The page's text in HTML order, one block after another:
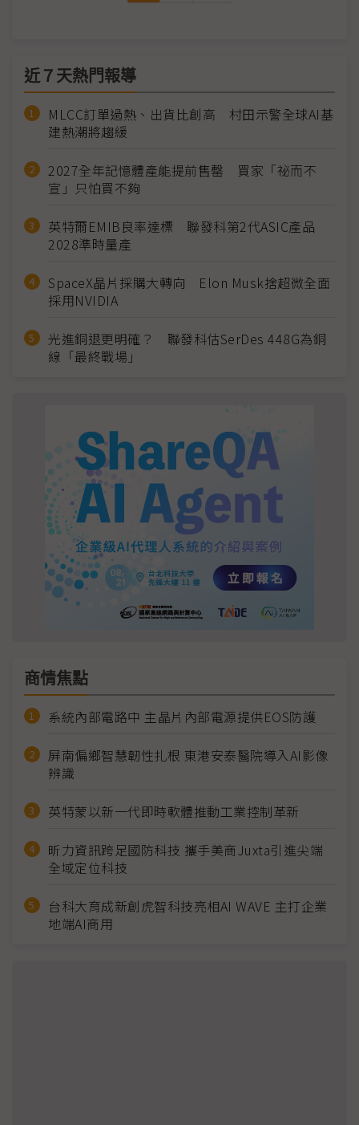
近７天熱門報導
MLCC訂單過熱、出貨比創高 村田示警全球AI基
建熱潮將趨緩
2027全年記憶體產能提前售罄 買家「祕而不
宣」只怕買不夠
英特爾EMIB良率達標 聯發科第2代ASIC產品
2028準時量產
SpaceX晶片採購大轉向 Elon Musk捨超微全面
採用NVIDIA
光進銅退更明確？ 聯發科估SerDes 448G為銅
線「最終戰場」
商情焦點
系統內部電路中 主晶片內部電源提供EOS防護
屏南偏鄉智慧韌性扎根 東港安泰醫院導入AI影像
辨識
英特蒙以新一代即時軟體推動工業控制革新
昕力資訊跨足國防科技 攜手美商Juxta引進尖端
全域定位科技
台科大育成新創虎智科技亮相AI WAVE 主打企業
地端AI商用